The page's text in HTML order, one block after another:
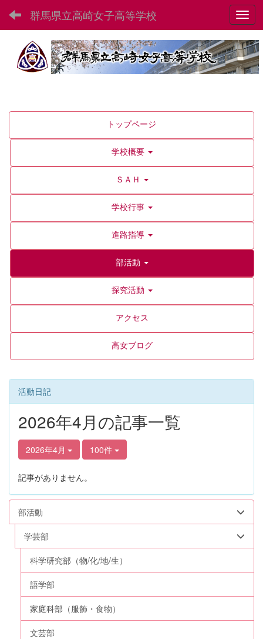
群馬県立高崎女子高等学校
トップページ
学校概要
ＳＡＨ
学校行事
進路指導
部活動
探究活動
アクセス
高女ブログ
活動日記
2026年4月の記事一覧
2026年4月 100件
記事がありません。
部活動
学芸部
科学研究部（物/化/地/生）
語学部
家庭科部（服飾・食物）
文芸部